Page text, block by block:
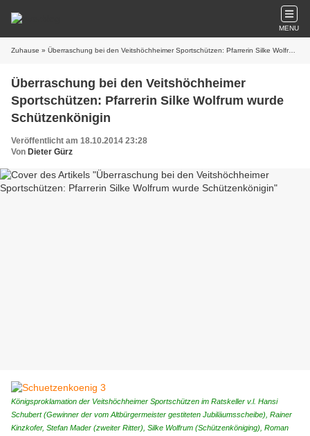
MENU
Zuhause » Überraschung bei den Veitshöchheimer Sportschützen: Pfarrerin Silke Wolfrum wurde Schützenkönigin
Überraschung bei den Veitshöchheimer
Sportschützen: Pfarrerin Silke Wolfrum wurde
Schützenkönigin
Veröffentlicht am 18.10.2014 23:28
Von Dieter Gürz
Königsproklamation der Veitshöchheimer Sportschützen im Ratskeller v.l. Hansi
Schubert (Gewinner der vom Altbürgermeister gestiteten Jubiläumsscheibe), Rainer
Kinzkofer, Stefan Mader (zweiter Ritter), Silke Wolfrum (Schützenköniging), Roman